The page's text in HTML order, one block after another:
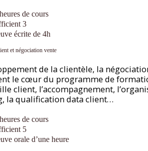
de cours
3
écrite de 4h
et négociation vente
de la clientèle, la
le cœur du programme de
client, l’accompagnement,
la qualification data client…
de cours
5
orale d’une heure